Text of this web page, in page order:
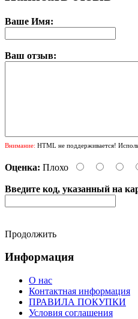
Ваше Имя:
Ваш отзыв:
Внимание: HTML не поддерживается!
Оценка: Плохо
Введите код, указанный на
Продолжить
Информация
О нас
Контактная информация
ПРАВИЛА ПОКУПКИ
Условия соглашения